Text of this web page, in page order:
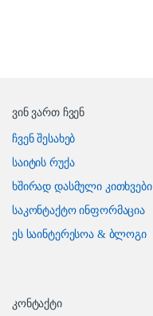
ვინ ვართ ჩვენ
ჩვენ შესახებ
საიტის რუქა
ხშირად დასმული კითხვები
საკონტაქტო ინფორმაცია
ეს საინტერესოა & ბლოგი
კონტაქტი